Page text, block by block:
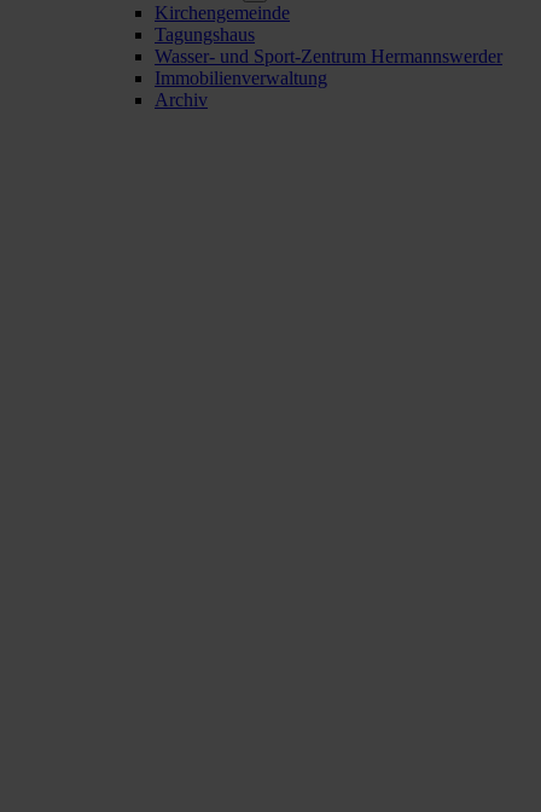
Kirchengemeinde
Tagungshaus
Wasser- und Sport-Zentrum Hermannswerder
Immobilienverwaltung
Archiv